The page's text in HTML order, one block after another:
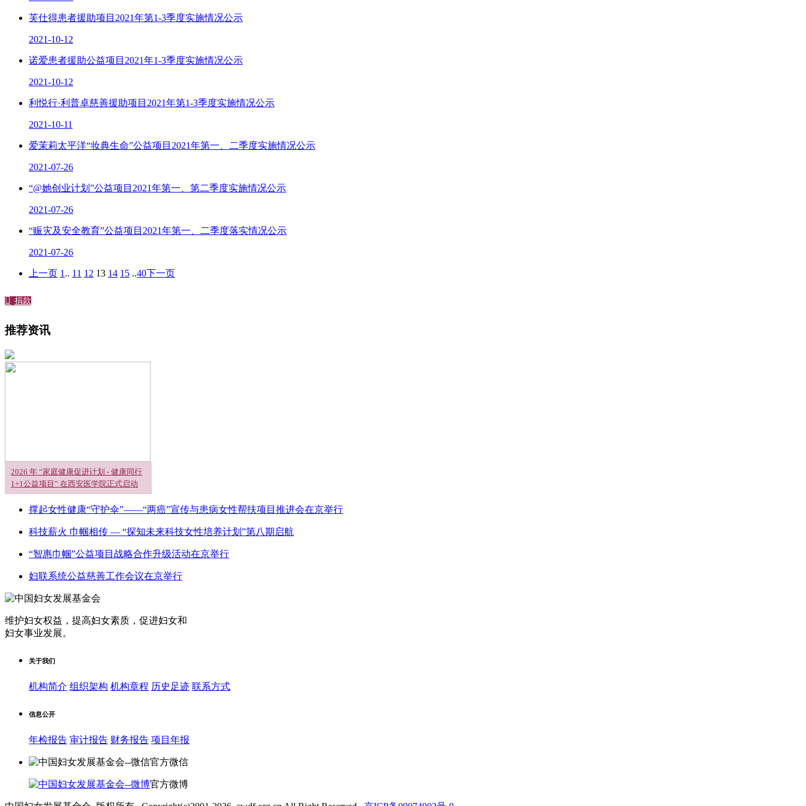
芙仕得患者援助项目2021年第1-3季度实施情况公示
2021-10-12
诺爱患者援助公益项目2021年1-3季度实施情况公示
2021-10-12
利悦行·利普卓慈善援助项目2021年第1-3季度实施情况公示
2021-10-11
爱茉莉太平洋“妆典生命”公益项目2021年第一、二季度实施情况公示
2021-07-26
“@她创业计划”公益项目2021年第一、第二季度实施情况公示
2021-07-26
“赈灾及安全教育”公益项目2021年第一、二季度落实情况公示
2021-07-26
上一页 1 .. 11 12 13 14 15 ..40下一页
 捐款
推荐资讯
2026 年 “家庭健康促进计划 - 健康同行
1+1公益项目” 在西安医学院正式启动
撑起女性健康“守护伞”——“两癌”宣传与患病女性帮扶项目推进会在京举行
科技薪火 巾帼相传 — “探知未来科技女性培养计划”第八期启航
“智惠巾帼”公益项目战略合作升级活动在京举行
妇联系统公益慈善工作会议在京举行
维护妇女权益，提高妇女素质，促进妇女和
妇女事业发展。
关于我们
机构简介 组织架构 机构章程 历史足迹 联系方式
信息公开
年检报告 审计报告 财务报告 项目年报
官方微信
官方微博